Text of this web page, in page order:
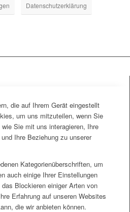
Datenschutzerklärung
die auf Ihrem Gerät eingestellt
um uns mitzuteilen, wenn Sie
Sie mit uns interagieren, Ihre
Ihre Beziehung zu unserer
Kategorienüberschriften, um
auch einige Ihrer Einstellungen
Blockieren einiger Arten von
Erfahrung auf unseren Websites
die wir anbieten können.